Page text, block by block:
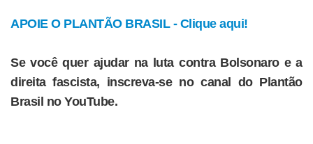
APOIE O PLANTÃO BRASIL - Clique aqui!
Se você quer ajudar na luta contra Bolsonaro e a
direita fascista, inscreva-se no canal do Plantão
Brasil no YouTube.